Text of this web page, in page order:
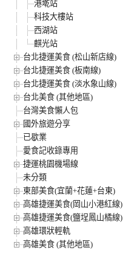
港墘站
科技大樓站
西湖站
麒光站
台北捷運美食 (松山新店線)
台北捷運美食 (板南線)
台北捷運美食 (淡水象山線)
台北美食 (其他地區)
台灣美食懶人包
國外旅遊分享
已歇業
愛食記收錄專用
捷運桃園機場線
未分類
東部美食(宜蘭+花蓮+台東)
高雄捷運美食(岡山小港紅線)
高雄捷運美食(鹽埕鳳山橘線)
高雄環狀輕軌
高雄美食 (其他地區)